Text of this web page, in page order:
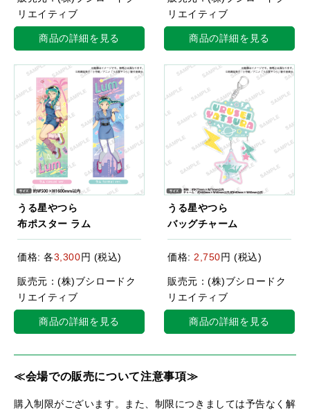
リエイティブ
商品の詳細を見る
リエイティブ
商品の詳細を見る
うる星やつら
布ポスター ラム
価格: 各3,300円 (税込)
販売元：(株)ブシロードク
リエイティブ
商品の詳細を見る
うる星やつら
バッグチャーム
価格: 2,750円 (税込)
販売元：(株)ブシロードク
リエイティブ
商品の詳細を見る
≪会場での販売について注意事項≫
購入制限がございます。また、制限につきましては予告なく解